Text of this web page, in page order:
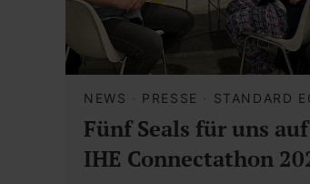
NEWS · PRESSE · STANDARD
Fünf Seals für uns
IHE Connectathon